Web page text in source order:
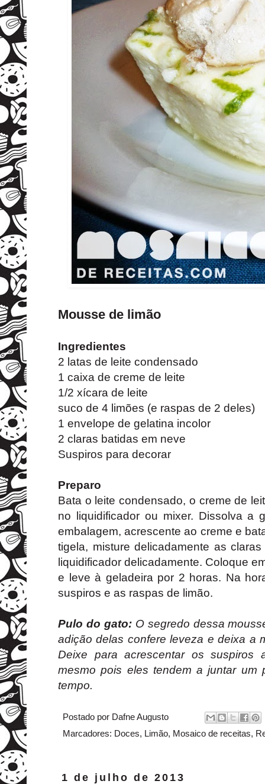
Mousse de limão
Ingredientes
2 latas de leite condensado
1 caixa de creme de leite
1/2 xícara de leite
suco de 4 limões (e raspas de 2 deles)
1 envelope de gelatina incolor
2 claras batidas em neve
Suspiros para decorar
Preparo
Bata o leite condensado, o creme de
no liquidificador ou mixer. Dissolva a
embalagem, acrescente ao creme e
tigela, misture delicadamente as
liquidificador delicadamente. Coloque
e leve à geladeira por 2 horas. Na
suspiros e as raspas de limão.
Pulo do gato: O segredo dessa
adição delas confere leveza e deixa a
Deixe para acrescentar os suspiros
mesmo pois eles tendem a juntar um
tempo.
Postado por Dafne Augusto
Marcadores: Doces, Limão, Mosaico de receitas,
1 de julho de 2013